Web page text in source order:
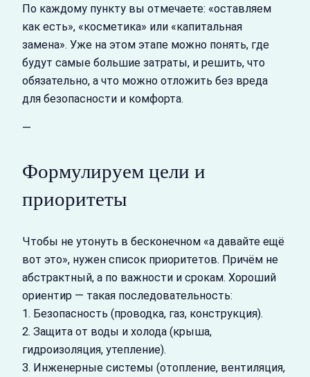
По каждому пункту вы отмечаете: «оставляем
как есть», «косметика» или «капитальная
замена». Уже на этом этапе можно понять, где
будут самые большие затраты, и решить, что
обязательно, а что можно отложить без вреда
для безопасности и комфорта.
—
Формулируем цели и
приоритеты
Чтобы не утонуть в бесконечном «а давайте ещё
вот это», нужен список приоритетов. Причём не
абстрактный, а по важности и срокам. Хороший
ориентир — такая последовательность:
1. Безопасность (проводка, газ, конструкция).
2. Защита от воды и холода (крыша,
гидроизоляция, утепление).
3. Инженерные системы (отопление, вентиляция,